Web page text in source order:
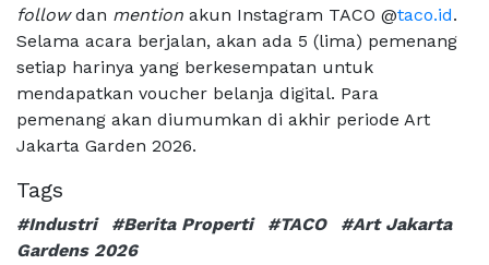
followdan mention akun Instagram TACO @taco.id.
Selama acara berjalan, akan ada 5 (lima) pemenang
setiap harinya yang berkesempatan untuk
mendapatkan voucher belanja digital. Para
pemenang akan diumumkan di akhir periode Art
Jakarta Garden 2026.
Tags
#Industri #Berita Properti #TACO
#Art Jakarta
Gardens 2026